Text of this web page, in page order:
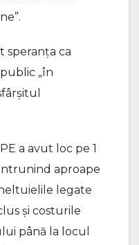
speranța ca
„în
a avut loc pe 1
aproape
legate
și costurile
până la locul